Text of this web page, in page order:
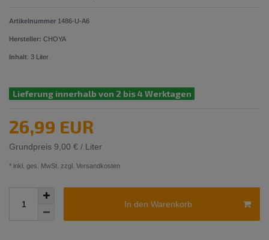
Artikelnummer 1486-U-A6
Hersteller: CHOYA
Inhalt: 3 Liter
Lieferung innerhalb von 2 bis 4 Werktagen
26,99 EUR
Grundpreis 9,00 € / Liter
* inkl. ges. MwSt. zzgl. Versandkosten
In den Warenkorb